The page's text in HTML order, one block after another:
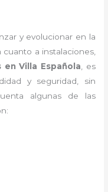
y evolucionar en la
a instalaciones,
en Villa Española , es
y seguridad, sin
algunas de las